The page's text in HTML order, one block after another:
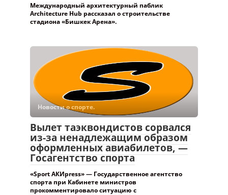
Международный архитектурный паблик
Architecture Hub рассказал о строительстве
стадиона «Бишкек Арена».
Новости о спорте.
Вылет таэквондистов сорвался
из-за ненадлежащим образом
оформленных авиабилетов, —
Госагентство спорта
«Sport АКИpress» — Государственное агентство
спорта при Кабинете министров
прокомментировало ситуацию с